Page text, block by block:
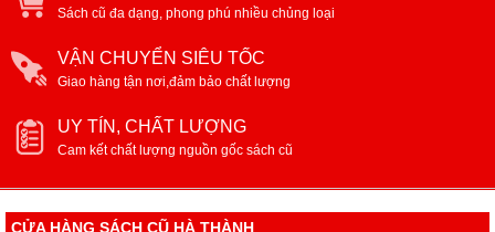
Sách cũ đa dạng, phong phú nhiều chủng loại
VẬN CHUYỂN SIÊU TỐC
Giao hàng tận nơi,đảm bảo chất lượng
UY TÍN, CHẤT LƯỢNG
Cam kết chất lượng nguồn gốc sách cũ
CỬA HÀNG SÁCH CŨ HÀ THÀNH